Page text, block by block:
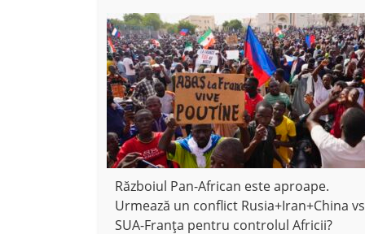
Războiul Pan-African este aproape.
Urmează un conflict Rusia+Iran+China vs
SUA-Franța pentru controlul Africii?